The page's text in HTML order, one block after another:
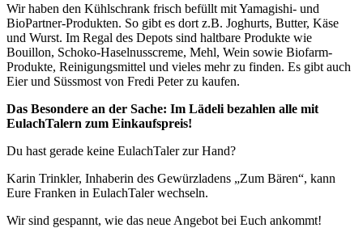
Wir haben den Kühlschrank frisch befüllt mit Yamagishi- und
BioPartner-Produkten. So gibt es dort z.B. Joghurts, Butter, Käse
und Wurst. Im Regal des Depots sind haltbare Produkte wie
Bouillon, Schoko-Haselnusscreme, Mehl, Wein sowie Biofarm-
Produkte, Reinigungsmittel und vieles mehr zu finden. Es gibt auch
Eier und Süssmost von Fredi Peter zu kaufen.
Das Besondere an der Sache: Im Lädeli bezahlen alle mit
EulachTalern zum Einkaufspreis!
Du hast gerade keine EulachTaler zur Hand?
Karin Trinkler, Inhaberin des Gewürzladens „Zum Bären“, kann
Eure Franken in EulachTaler wechseln.
Wir sind gespannt, wie das neue Angebot bei Euch ankommt!